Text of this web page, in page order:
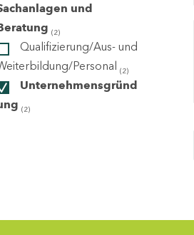
und
(2)
Qualifizierung/Aus- und
Personal (2)
Unternehmensgründ
(2)